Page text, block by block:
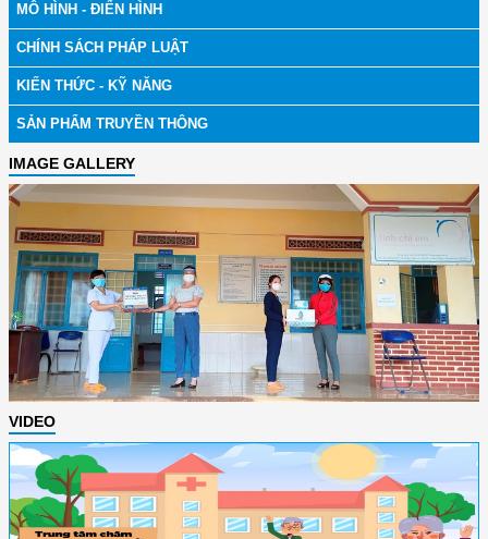
MÔ HÌNH - ĐIỂN HÌNH
CHÍNH SÁCH PHÁP LUẬT
KIẾN THỨC - KỸ NĂNG
SẢN PHẨM TRUYỀN THÔNG
IMAGE GALLERY
VIDEO